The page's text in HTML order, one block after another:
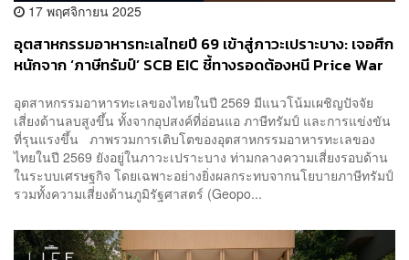
17 พฤศจิกายน 2025
อุตสาหกรรมอาหารทะเลไทยปี 69 เข้าสู่ภาวะเปราะบาง: เจอศึก
หนักจาก ‘ภาษีทรัมป์’ SCB EIC ชี้ทางรอดต้องหนี Price War
อุตสาหกรรมอาหารทะเลของไทยในปี 2569 มีแนวโน้มเผชิญปัจจัย
เสี่ยงด้านลบสูงขึ้น ทั้งจากอุปสงค์ที่อ่อนแอ ภาษีทรัมป์ และการแข่งขัน
ที่รุนแรงขึ้น ภาพรวมการเติบโตของอุตสาหกรรมอาหารทะเลของ
ไทยในปี 2569 ยังอยู่ในภาวะเปราะบาง ท่ามกลางความเสี่ยงรอบด้าน
ในระบบเศรษฐกิจ โดยเฉพาะอย่างยิ่งผลกระทบจากนโยบายภาษีทรัมป์
รวมทั้งความเสี่ยงด้านภูมิรัฐศาสตร์ (Geopo...